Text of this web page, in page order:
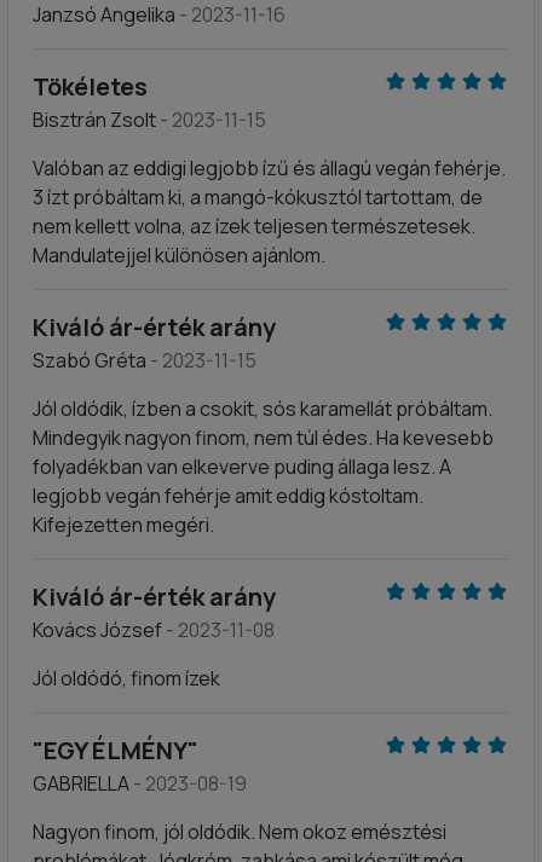
Janzsó Angelika - 2023-11-16
Tökéletes
Bisztrán Zsolt- 2023-11-15
Valóban az eddigi legjobb ízű és állagú vegán fehérje.
3 ízt próbáltam ki, a mangó-kókusztól tartottam, de
nem kellett volna, az ízek teljesen természetesek.
Mandulatejjel különösen ajánlom.
Kiváló ár-érték arány
Szabó Gréta - 2023-11-15
Jól oldódik, ízben a csokit, sós karamellát próbáltam.
Mindegyik nagyon finom, nem túl édes. Ha kevesebb
folyadékban van elkeverve puding állaga lesz. A
legjobb vegán fehérje amit eddig kóstoltam.
Kifejezetten megéri.
Kiváló ár-érték arány
Kovács József- 2023-11-08
Jól oldódó, finom ízek
"EGY ÉLMÉNY"
GABRIELLA- 2023-08-19
Nagyon finom, jól oldódik. Nem okoz emésztési